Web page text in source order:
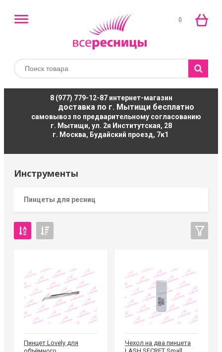
0
8 (977) 779-12-87интернет-магазин
доставка по г. Мытищи бесплатно
самовывоз по предварительному согласованию
г. Мытищи, ул. 2я Институтская, 28
г. Москва, Будайский проезд, 7к1
Инструменты
Пинцеты для ресниц
Пинцет Lovely для
Чехол на два пинцета